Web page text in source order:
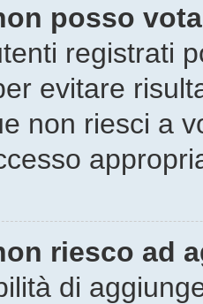
posso
registrati
evitare
non riesci a
riesco ad
di